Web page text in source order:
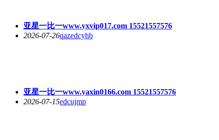
亚星一比一www.yxvip017.com 15521557576
2026-07-26qazedcyhb
亚星一比一www.yaxin0166.com 15521557576
2026-07-15edcujmp